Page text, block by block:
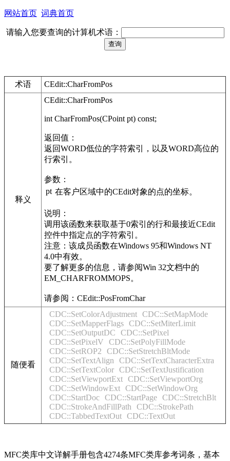
网站首页 词典首页
请输入您要查询的计算机术语：
术语 CEdit::CharFromPos
释义
CEdit::CharFromPos
int CharFromPos(CPoint pt) const;
返回值：
返回WORD低位的字符索引，以及WORD高位的
行索引。
参数：
pt 在客户区域中的CEdit对象的点的坐标。
说明：
调用该函数来获取基于0索引的行和最接近CEdit
控件中指定点的字符索引。
注意：该成员函数在Windows 95和Windows NT
4.0中有效。
要了解更多的信息，请参阅Win 32文档中的
EM_CHARFROMMOPS。
请参阅：CEdit::PosFromChar
随便看
CDC::SetColorAdjustment CDC::SetMapMode
CDC::SetMapperFlags CDC::SetMiterLimit
CDC::SetOutputDC
CDC::SetPixel
CDC::SetPixelV
CDC::SetPolyFillMode
CDC::SetROP2
CDC::SetStretchBltMode
CDC::SetTextAlign
CDC::SetTextCharacterExtra
CDC::SetTextColor CDC::SetTextJustification
CDC::SetViewportExt CDC::SetViewportOrg
CDC::SetWindowExt CDC::SetWindowOrg
CDC::StartDoc CDC::StartPage CDC::StretchBlt
CDC::StrokeAndFillPath
CDC::StrokePath
CDC::TabbedTextOut CDC::TextOut
MFC类库中文详解手册包含4274条MFC类库参考词条，基本